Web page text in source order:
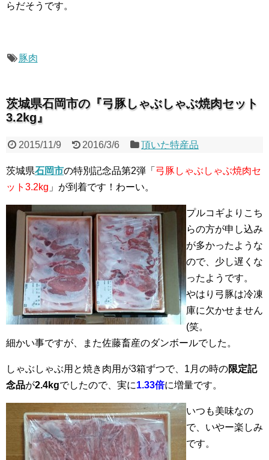
らだそうです。
豚肉
茨城県石岡市の『弓豚しゃぶしゃぶ焼肉セット
3.2kg』
2015/11/9 2016/3/6 頂いた特産品
茨城県石岡市の特別記念品第2弾「 弓豚しゃぶしゃぶ焼肉セ
ット3.2kg 」が到着です！わーい。
プルコギよりこち
らの方が申し込み
が多かったような
ので、少し遅くな
ったようです。
やはり弓豚は冷凍
庫に欠かせません
(笑。
細かい事ですが、また佐藤畜産のダンボールでした。
しゃぶしゃぶ用と焼き肉用が3箱ずつで、1月の時の限定記
念品が2.4kgでしたので、実に1.33倍に増量です。
いつも美味なの
で、いやー楽しみ
です。